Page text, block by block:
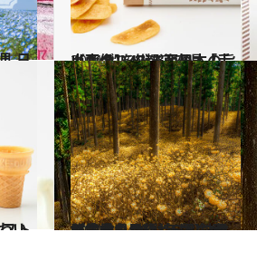
2021.2.20
【画像】47都道府県「手土産グルメ」“西日本の旨いもの”を総まとめ
グルメ
2021.3.24
【三重県 2021年版】 春の絶景・風物詩5選 斜面が黄金色に輝くミツマタ群生地
旅＆お出かけ